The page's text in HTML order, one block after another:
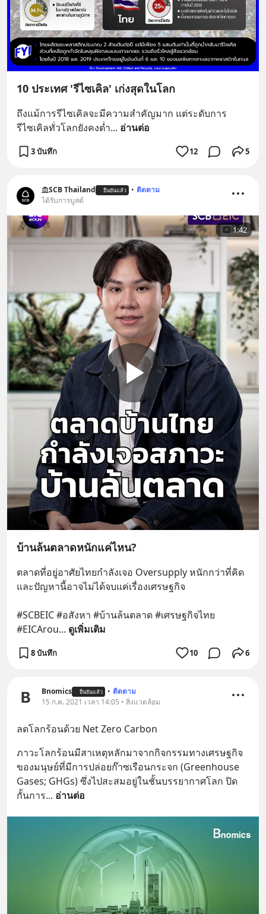
10 ประเทศ 'รีไซเคิล' เก่งสุดในโลก
ถึงแม้การรีไซเคิลจะมีความสำคัญมาก แต่ระดับการ
รีไซเคิลทั่วโลกยังคงต่ำ... อ่านต่อ
3 บันทึก 12 5
SCB Thailand ยืนยันแล้ว • ติดตาม
ได้รับการบูสต์
1:42
บ้านล้นตลาดหนักแค่ไหน?
ตลาดที่อยู่อาศัยไทยกำลังเจอ Oversupply หนักกว่าที่คิด
และปัญหานี้อาจไม่ได้จบแค่เรื่องเศรษฐกิจ
#SCBEIC #อสังหา #บ้านล้นตลาด #เศรษฐกิจไทย
#EICArou... ดูเพิ่มเติม
8 บันทึก 10 6
Bnomics ยืนยันแล้ว • ติดตาม
15 ก.ค. 2021 เวลา 14:05 • สิ่งแวดล้อม
ลดโลกร้อนด้วย Net Zero Carbon
ภาวะโลกร้อนมีสาเหตุหลักมาจากกิจกรรมทางเศรษฐกิจ
ของมนุษย์ที่มีการปล่อยก๊าซเรือนกระจก (Greenhouse
Gases; GHGs) ซึ่งไปสะสมอยู่ในชั้นบรรยากาศโลก ปิด
กั้นการ... อ่านต่อ